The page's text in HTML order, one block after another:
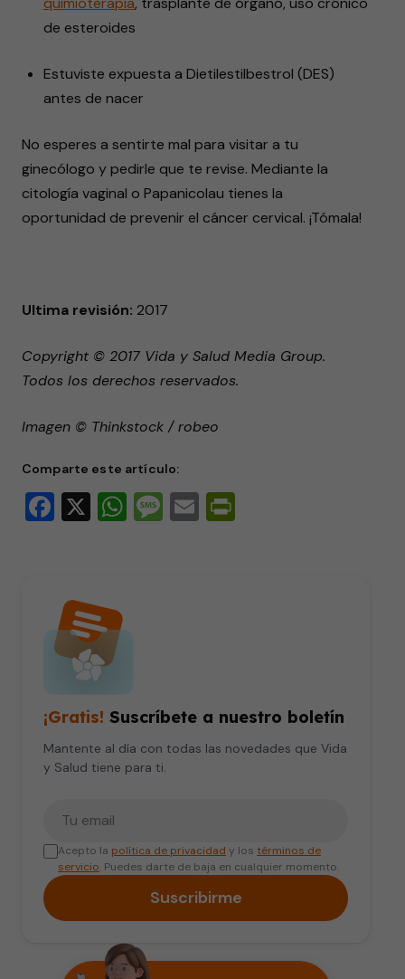
de esteroides
Estuviste expuesta a Dietilestilbestrol (DES)
antes de nacer
No esperes a sentirte mal para visitar a tu
ginecólogo y pedirle que te revise. Mediante la
citología vaginal o Papanicolau tienes la
oportunidad de prevenir el cáncer cervical. ¡Tómala!
Ultima revisión: 2017
Copyright © 2017 Vida y Salud Media Group.
Todos los derechos reservados.
Imagen © Thinkstock / robeo
Comparte este artículo:
Facebook
X WhatsApp
Message
Email
¡Gratis! Suscríbete a nuestro boletín
Mantente al día con todas las novedades que Vida
y Salud tiene para ti.
Acepto la política de privacidad y los términos de
servicio. Puedes darte de baja en cualquier momento.
Suscribirme